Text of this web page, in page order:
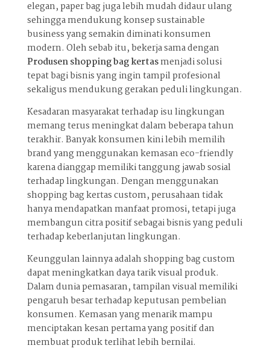
elegan, paper bag juga lebih mudah didaur ulang
sehingga mendukung konsep sustainable
business yang semakin diminati konsumen
modern. Oleh sebab itu, bekerja sama dengan
Produsen shopping bag kertasmenjadi solusi
tepat bagi bisnis yang ingin tampil profesional
sekaligus mendukung gerakan peduli lingkungan.
Kesadaran masyarakat terhadap isu lingkungan
memang terus meningkat dalam beberapa tahun
terakhir. Banyak konsumen kini lebih memilih
brand yang menggunakan kemasan eco-friendly
karena dianggap memiliki tanggung jawab sosial
terhadap lingkungan. Dengan menggunakan
shopping bag kertas custom, perusahaan tidak
hanya mendapatkan manfaat promosi, tetapi juga
membangun citra positif sebagai bisnis yang peduli
terhadap keberlanjutan lingkungan.
Keunggulan lainnya adalah shopping bag custom
dapat meningkatkan daya tarik visual produk.
Dalam dunia pemasaran, tampilan visual memiliki
pengaruh besar terhadap keputusan pembelian
konsumen. Kemasan yang menarik mampu
menciptakan kesan pertama yang positif dan
membuat produk terlihat lebih bernilai.